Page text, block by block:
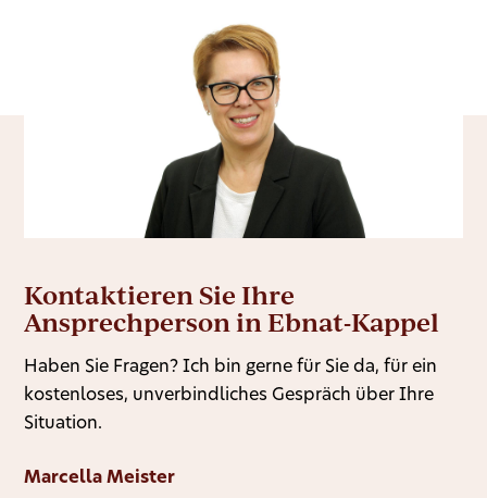
Kontaktieren Sie Ihre
Ansprechperson in Ebnat-Kappel
Haben Sie Fragen? Ich bin gerne für Sie da, für ein
kostenloses, unverbindliches Gespräch über Ihre
Situation.
Marcella Meister